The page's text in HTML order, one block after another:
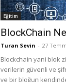
Eğitim
BlockChain
Turan Sevin - 27
Blockchain yani blok
verilerin güvenli ve
ve bir bloğun